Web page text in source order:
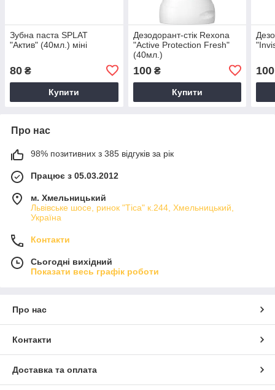
Зубна паста SPLAT
"Актив" (40мл.) міні
80 ₴
Купити
Дезодорант-стік Rexona
"Active Protection Fresh"
(40мл.)
100₴
Купити
100
Про нас
98% позитивних з 385 відгуків за рік
Працює з 05.03.2012
м. Хмельницький
Львівське шосе, ринок "Тіса" к.244, Хмельницький,
Україна
Контакти
Сьогодні вихідний
Показати весь графік роботи
Про нас
Контакти
Доставка та оплата